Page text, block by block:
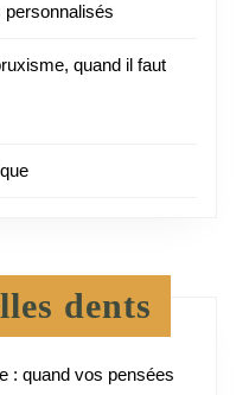
quand il faut
dents
: quand vos pensées